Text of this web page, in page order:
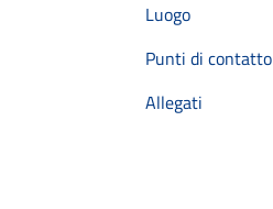
Luogo
Punti di contatto
Allegati